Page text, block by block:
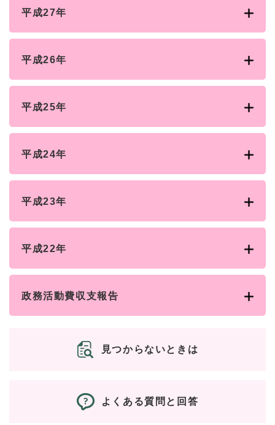
平成27年
平成26年
平成25年
平成24年
平成23年
平成22年
政務活動費収支報告
見つからないときは
よくある質問と回答